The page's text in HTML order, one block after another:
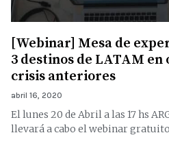
[Webinar] Mesa de
3 destinos de LATAM
crisis anteriores
abril 16, 2020
El lunes 20 de Abril a las 17 hs
llevará a cabo el webinar gratuito